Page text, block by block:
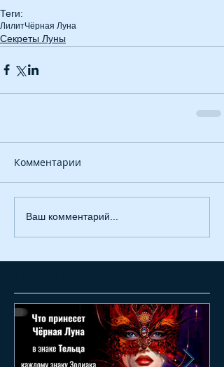
Теги:
ЛилитЧёрная Луна
Секреты Луны
Комментарии
Ваш комментарий...